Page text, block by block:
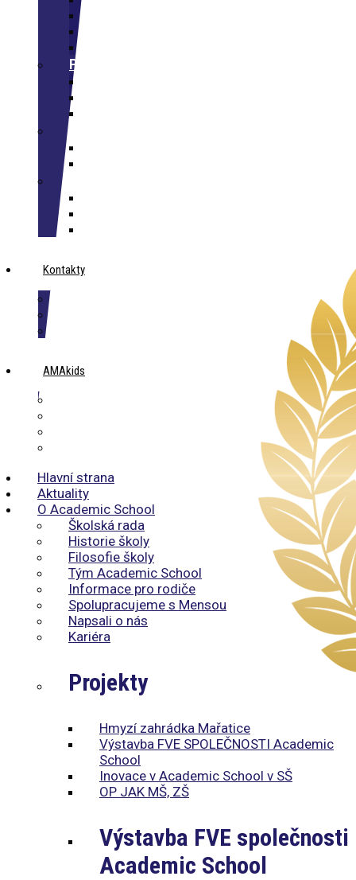
Pro studenty školy
Kontakty
AMAkids
Hlavní strana
Aktuality
O Academic School
Školská rada
Historie školy
Filosofie školy
Tým Academic School
Informace pro rodiče
Spolupracujeme s Mensou
Napsali o nás
Kariéra
Projekty
Hmyzí zahrádka Mařatice
Výstavba FVE SPOLEČNOSTI Academic
School
Inovace v Academic School v SŠ
OP JAK MŠ, ZŠ
Výstavba FVE společnosti
Academic School